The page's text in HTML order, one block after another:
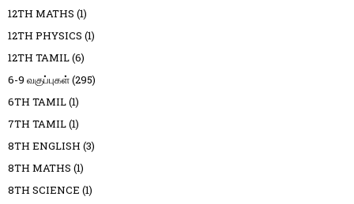
12TH MATHS (1)
12TH PHYSICS (1)
12TH TAMIL(6)
6-9 வகுப்புகள்(295)
6TH TAMIL(1)
7TH TAMIL(1)
8TH ENGLISH (3)
8TH MATHS (1)
8TH SCIENCE (1)